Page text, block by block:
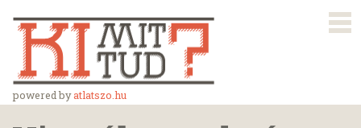
powered byatlatszo.hu